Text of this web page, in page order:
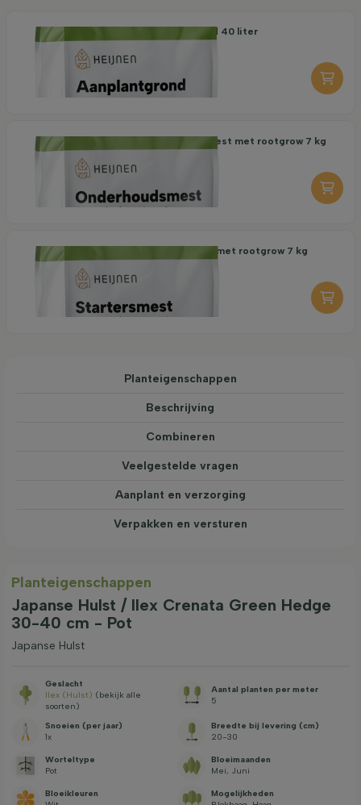
Organische Aanplantgrond 40 liter
Organische Onderhoudsmest met rootgrow 7 kg
Organische Startersmest met rootgrow 7 kg
Planteigenschappen
Beschrijving
Combineren
Veelgestelde vragen
Aanplant en verzorging
Verpakken en versturen
Planteigenschappen
Japanse Hulst / Ilex Crenata Green Hedge
30-40 cm - Pot
Japanse Hulst
Geslacht
Ilex (Hulst) (bekijk alle
soorten)
Aantal planten per meter
5
Snoeien (per jaar)
1x
Breedte bij levering (cm)
20-30
Worteltype
Pot
Bloeimaanden
Mei, Juni
Bloeikleuren
Mogelijkheden